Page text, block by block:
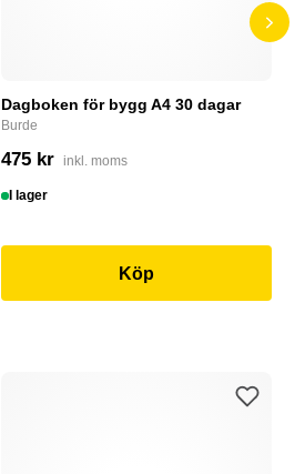
Dagboken för bygg A4 30 dagar
Burde
475 kr inkl. moms
I lager
Köp